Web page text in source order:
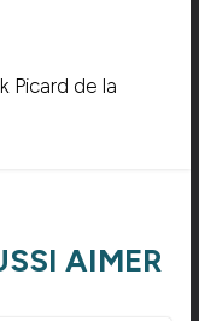
Picard de la
AIMER